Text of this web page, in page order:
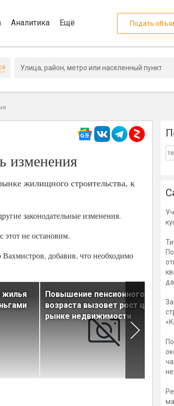
Аналитика Ещё Подать
изменения
жилищного строительства, к
законодательные изменения.
этот не остановим.
добавив, что необходимо
жилья
Повышение пенсионного
возраста вызовет рост цен на
рынке недвижимости